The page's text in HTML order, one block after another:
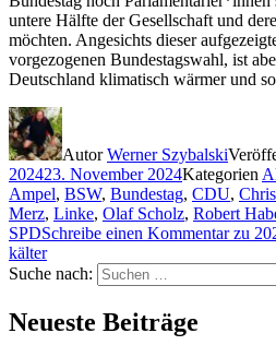
untere Hälfte der Gesellschaft und
möchten. Angesichts dieser
vorgezogenen Bundestagswahl, ist
Deutschland klimatisch wärmer und
AutorWerner Szybalski
202423. November 2024Kategorien
Ampel, BSW, Bundestag, CDU,
Merz, Linke, Olaf Scholz, Robert
SPDSchreibe einen Kommentarzu
kälter
Suche nach:
Neueste Beiträge